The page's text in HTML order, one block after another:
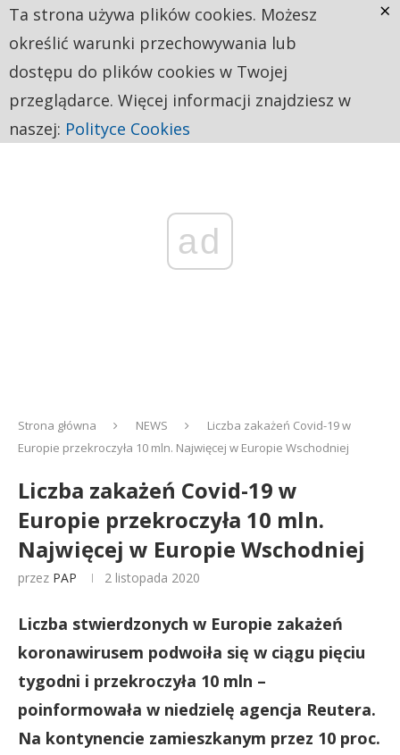
ad
Strona główna NEWS
Liczba zakażeń Covid-19 w
Europie przekroczyła 10 mln. Najwięcej w Europie Wschodniej
Liczba zakażeń Covid-19 w
Europie przekroczyła 10 mln.
Najwięcej w Europie Wschodniej
przez PAP 2 listopada 2020
Liczba stwierdzonych w Europie zakażeń
koronawirusem podwoiła się w ciągu pięciu
tygodni i przekroczyła 10 mln –
poinformowała w niedzielę agencja Reutera.
Na kontynencie zamieszkanym przez 10 proc.
Ta strona używa plików cookies. Możesz
określić warunki przechowywania lub
dostępu do plików cookies w Twojej
przeglądarce. Więcej informacji znajdziesz w
naszej: Polityce Cookies
×